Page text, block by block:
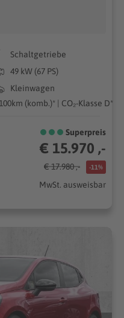
Schaltgetriebe
49 kW (67 PS)
Kleinwagen
(komb.)* | CO₂-Klasse D*
Superpreis
€ 15.970 ,-
€ 17.980 ,- -11%
MwSt. ausweisbar